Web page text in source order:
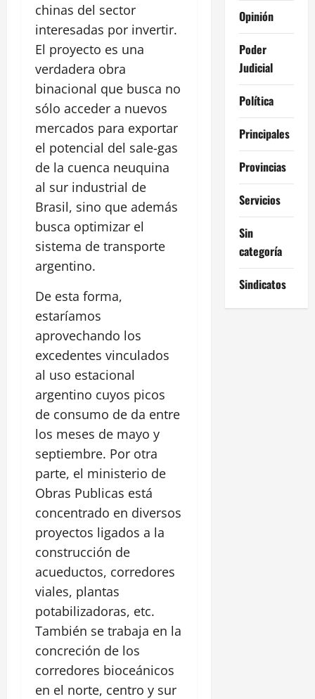
chinas del sector
interesadas por invertir.
El proyecto es una
verdadera obra
binacional que busca no
sólo acceder a nuevos
mercados para exportar
el potencial del sale-gas
de la cuenca neuquina
al sur industrial de
Brasil, sino que además
busca optimizar el
sistema de transporte
argentino.
De esta forma,
estaríamos
aprovechando los
excedentes vinculados
al uso estacional
argentino cuyos picos
de consumo de da entre
los meses de mayo y
septiembre. Por otra
parte, el ministerio de
Obras Publicas está
concentrado en diversos
proyectos ligados a la
construcción de
acueductos, corredores
viales, plantas
potabilizadoras, etc.
También se trabaja en la
concreción de los
corredores bioceánicos
en el norte, centro y sur
Opinión
Poder
Judicial
Política
Principales
Provincias
Servicios
Sin
categoría
Sindicatos